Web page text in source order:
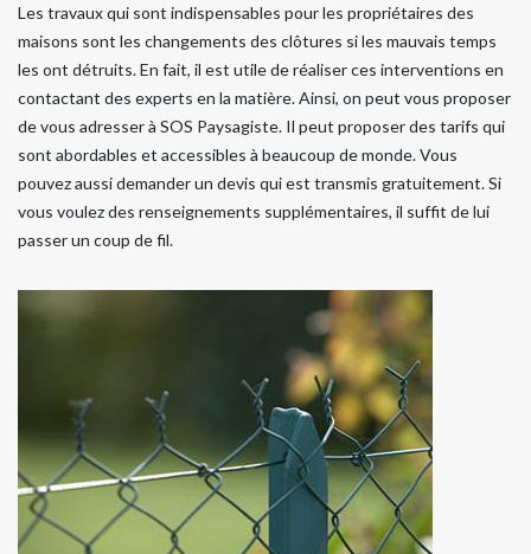
Les travaux qui sont indispensables pour les propriétaires des
maisons sont les changements des clôtures si les mauvais temps
les ont détruits. En fait, il est utile de réaliser ces interventions en
contactant des experts en la matière. Ainsi, on peut vous proposer
de vous adresser à SOS Paysagiste. Il peut proposer des tarifs qui
sont abordables et accessibles à beaucoup de monde. Vous
pouvez aussi demander un devis qui est transmis gratuitement. Si
vous voulez des renseignements supplémentaires, il suffit de lui
passer un coup de fil.